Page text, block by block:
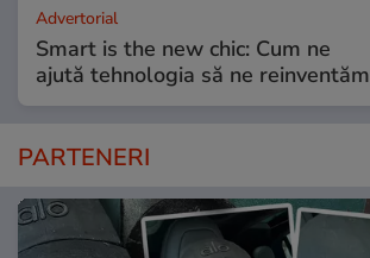
Advertorial
Smart is the new chic: Cum ne
ajută tehnologia să ne reinventăm
PARTENERI